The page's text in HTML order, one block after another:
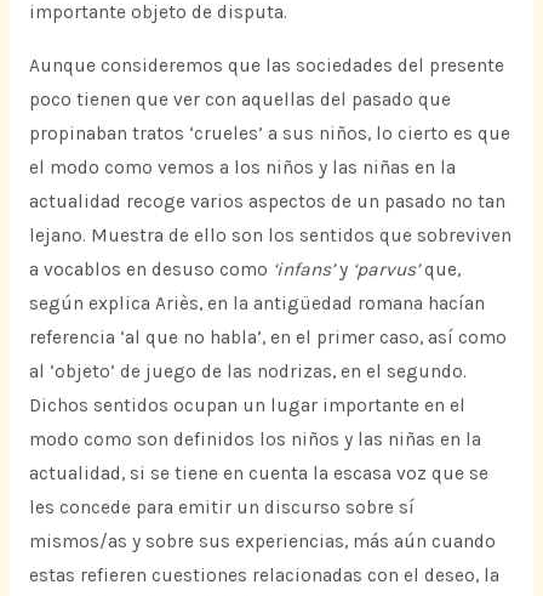
importante objeto de disputa.
Aunque consideremos que las sociedades del presente
poco tienen que ver con aquellas del pasado que
propinaban tratos ‘crueles’ a sus niños, lo cierto es que
el modo como vemos a los niños y las niñas en la
actualidad recoge varios aspectos de un pasado no tan
lejano. Muestra de ello son los sentidos que sobreviven
a vocablos en desuso como ‘infans’y ‘parvus’que,
según explica Ariès, en la antigüedad romana hacían
referencia ‘al que no habla’, en el primer caso, así como
al ‘objeto’ de juego de las nodrizas, en el segundo.
Dichos sentidos ocupan un lugar importante en el
modo como son definidos los niños y las niñas en la
actualidad, si se tiene en cuenta la escasa voz que se
les concede para emitir un discurso sobre sí
mismos/as y sobre sus experiencias, más aún cuando
estas refieren cuestiones relacionadas con el deseo, la